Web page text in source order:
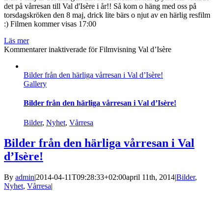
det på vårresan till Val d'Isère i år!! Så kom o häng med oss på
torsdagskröken den 8 maj, drick lite bärs o njut av en härlig resfilm
:) Filmen kommer visas 17:00
Läs mer
Kommentarer inaktiverade för Filmvisning Val d’Isère
Bilder från den härliga vårresan i Val d’Isère!
Gallery
Bilder från den härliga vårresan i Val d’Isère!
Bilder, Nyhet, Vårresa
Bilder från den härliga vårresan i Val
d’Isère!
By admin|2014-04-11T09:28:33+02:00april 11th, 2014|Bilder,
Nyhet, Vårresa|